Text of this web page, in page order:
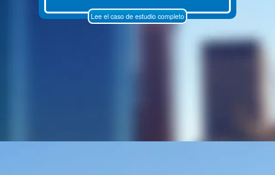
Lee el caso de estudio completo